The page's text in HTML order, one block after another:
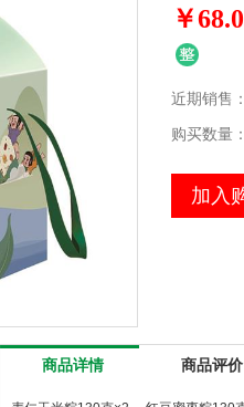
￥
近期销售
购买数量
加入
商品详情 商品评价